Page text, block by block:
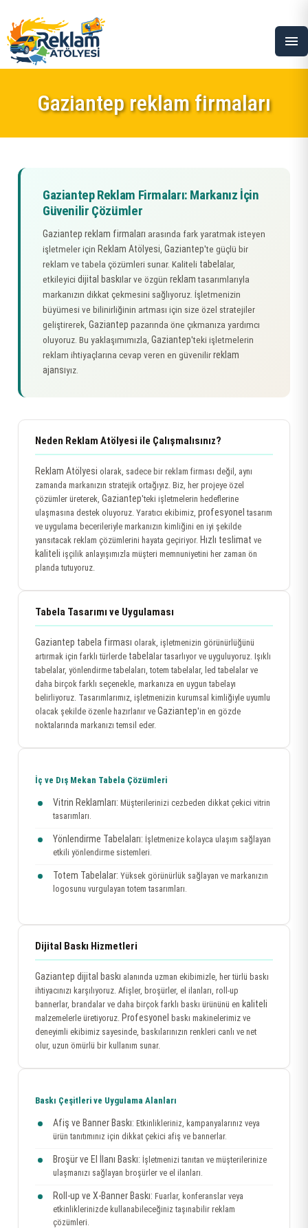
menu
Gaziantep reklam firmaları
Gaziantep Reklam Firmaları: Markanız İçin
Güvenilir Çözümler
Gaziantep reklam firmaları arasında fark yaratmak isteyen
işletmeler için Reklam Atölyesi, Gaziantep'te güçlü bir
reklam ve tabela çözümleri sunar. Kaliteli tabela lar,
etkileyici dijital baskı lar ve özgün reklam tasarımlarıyla
markanızın dikkat çekmesini sağlıyoruz. İşletmenizin
büyümesi ve bilinirliğinin artması için size özel stratejiler
geliştirerek, Gaziantep pazarında öne çıkmanıza yardımcı
oluyoruz. Bu yaklaşımımızla, Gaziantep'teki işletmelerin
reklam ihtiyaçlarına cevap veren en güvenilir reklam
ajansıyız.
Neden Reklam Atölyesi ile Çalışmalısınız?
Reklam Atölyesi olarak, sadece bir reklam firması değil, aynı
zamanda markanızın stratejik ortağıyız. Biz, her projeye özel
çözümler üreterek, Gaziantep'teki işletmelerin hedeflerine
ulaşmasına destek oluyoruz. Yaratıcı ekibimiz, profesyonel tasarım
ve uygulama becerileriyle markanızın kimliğini en iyi şekilde
yansıtacak reklam çözümlerini hayata geçiriyor. Hızlı teslimat ve
kaliteli işçilik anlayışımızla müşteri memnuniyetini her zaman ön
planda tutuyoruz.
Tabela Tasarımı ve Uygulaması
Gaziantep tabela firması olarak, işletmenizin görünürlüğünü
artırmak için farklı türlerde tabela lar tasarlıyor ve uyguluyoruz. Işıklı
tabelalar, yönlendirme tabelaları, totem tabelalar, led tabelalar ve
daha birçok farklı seçenekle, markanıza en uygun tabelayı
belirliyoruz. Tasarımlarımız, işletmenizin kurumsal kimliğiyle uyumlu
olacak şekilde özenle hazırlanır ve Gaziantep'in en gözde
noktalarında markanızı temsil eder.
İç ve Dış Mekan Tabela Çözümleri
Vitrin Reklamları: Müşterilerinizi cezbeden dikkat çekici vitrin
tasarımları.
Yönlendirme Tabelaları: İşletmenize kolayca ulaşım sağlayan
etkili yönlendirme sistemleri.
Totem Tabelalar: Yüksek görünürlük sağlayan ve markanızın
logosunu vurgulayan totem tasarımları.
Dijital Baskı Hizmetleri
Gaziantep dijital baskı alanında uzman ekibimizle, her türlü baskı
ihtiyacınızı karşılıyoruz. Afişler, broşürler, el ilanları, roll-up
bannerlar, brandalar ve daha birçok farklı baskı ürününü en kaliteli
malzemelerle üretiyoruz. Profesyonel baskı makinelerimiz ve
deneyimli ekibimiz sayesinde, baskılarınızın renkleri canlı ve net
olur, uzun ömürlü bir kullanım sunar.
Baskı Çeşitleri ve Uygulama Alanları
Afiş ve Banner Baskı: Etkinlikleriniz, kampanyalarınız veya
ürün tanıtımınız için dikkat çekici afiş ve bannerlar.
Broşür ve El İlanı Baskı: İşletmenizi tanıtan ve müşterilerinize
ulaşmanızı sağlayan broşürler ve el ilanları.
Roll-up ve X-Banner Baskı: Fuarlar, konferanslar veya
etkinliklerinizde kullanabileceğiniz taşınabilir reklam
çözümleri.